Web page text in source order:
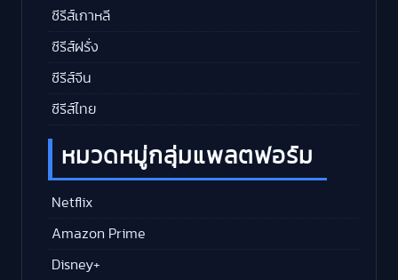
ซีรีส์เกาหลี
ซีรีส์ฝรั่ง
ซีรีส์จีน
ซีรีส์ไทย
หมวดหมู่กลุ่มแพลตฟอร์ม
Netflix
Amazon Prime
Disney+